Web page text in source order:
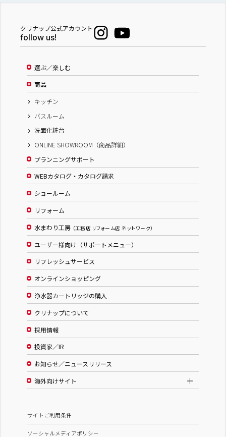
クリナップ公式アカウント
follow us!
選ぶ／楽しむ
商品
キッチン
バスルーム
洗面化粧台
ONLINE SHOWROOM（商品詳細）
プランニングサポート
WEBカタログ・カタログ請求
ショールーム
リフォーム
水まわり工房 （工務店 リフォーム店 ネットワーク）
ユーザー様向け（サポートメニュー）
リフレッシュサービス
オンラインショッピング
浄水器カートリッジの購入
クリナップについて
採用情報
投資家／IR
お知らせ／ニュースリリース
海外向けサイト
サイトご利用条件
ソーシャルメディアポリシー